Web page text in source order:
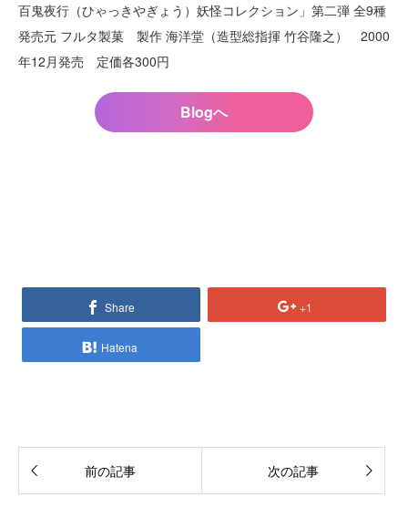
百鬼夜行（ひゃっきやぎょう）妖怪コレクション」第二弾 全9種
発売元 フルタ製菓 製作 海洋堂（造型総指揮 竹谷隆之） 2000
年12月発売 定価各300円
Blogへ
Share +1
Hatena
前の記事 次の記事